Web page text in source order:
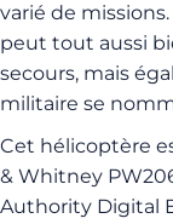
varié de
peut tout aussi
secours, mais
militaire se
Cet hélicoptère
& Whitney
Authority Digital